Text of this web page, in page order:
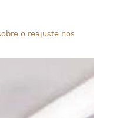
o reajuste nos